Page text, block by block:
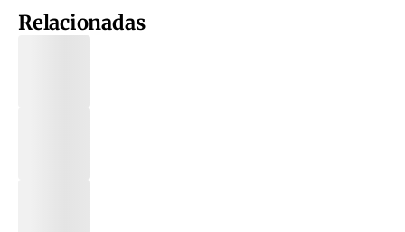
Relacionadas